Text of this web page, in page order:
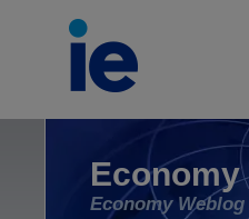
Economy
Economy Weblog